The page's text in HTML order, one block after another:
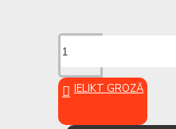
IELIKT GROZĀ